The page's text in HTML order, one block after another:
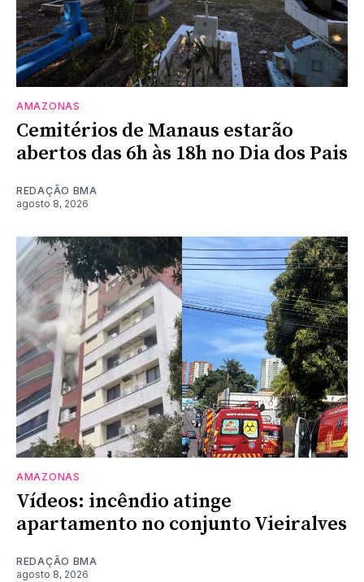
AMAZONAS
Cemitérios de Manaus estarão
abertos das 6h às 18h no Dia dos Pais
REDAÇÃO BMA
agosto 8, 2026
AMAZONAS
Vídeos: incêndio atinge
apartamento no conjunto Vieiralves
REDAÇÃO BMA
agosto 8, 2026